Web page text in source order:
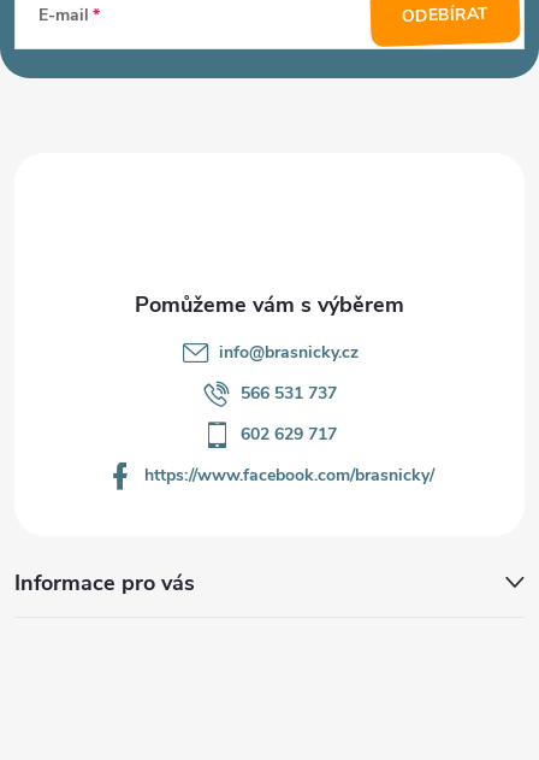
p
E-mail ODEBÍRAT
info@brasnicky.cz
566 531 737
602 629 717
https://www.facebook.com/brasnicky/
Informace pro vás